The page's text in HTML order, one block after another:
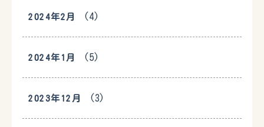
2024年2月 (4)
2024年1月 (5)
2023年12月 (3)